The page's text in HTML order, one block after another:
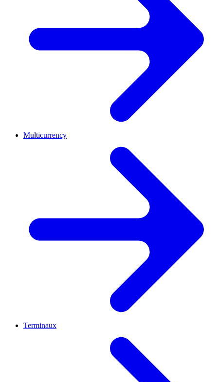
Multicurrency
Terminaux